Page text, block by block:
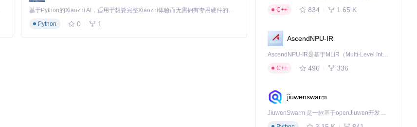
基于Python的Xiaozhi AI，适用于想要完整Xiaozhi体验而无需拥有专用硬件的用户。
Python
0 1
C++
834 1.65 K
AscendNPU-IR
AscendNPU-IR是基于MLIR（Multi-Level Intermediate Representation）构建的，面向昇腾亲和算子编译时使用的中间表示，提供昇腾完备表达能力，通过编译优化提升昇腾AI处理器计算效率，支持通过生态框架使能昇腾AI处理器与深度调优
C++
496 336
jiuwenswarm
JiuwenSwarm 是一款基于openJiuwen开发的智能AI Agent，它能够将大语言模型的强大能力，通过你日常使用的各类通讯应用，直接延伸至你的指尖。